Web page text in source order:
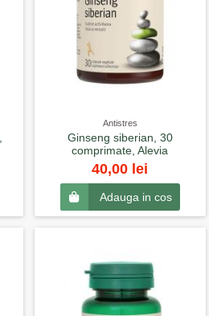
Antistres
Ginseng siberian, 30
comprimate, Alevia
40,00 lei
Adauga in cos